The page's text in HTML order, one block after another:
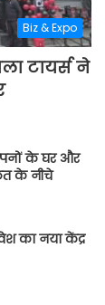
Biz & Expo
टायर्स ने
के घर और
के नीचे
का नया केंद्र